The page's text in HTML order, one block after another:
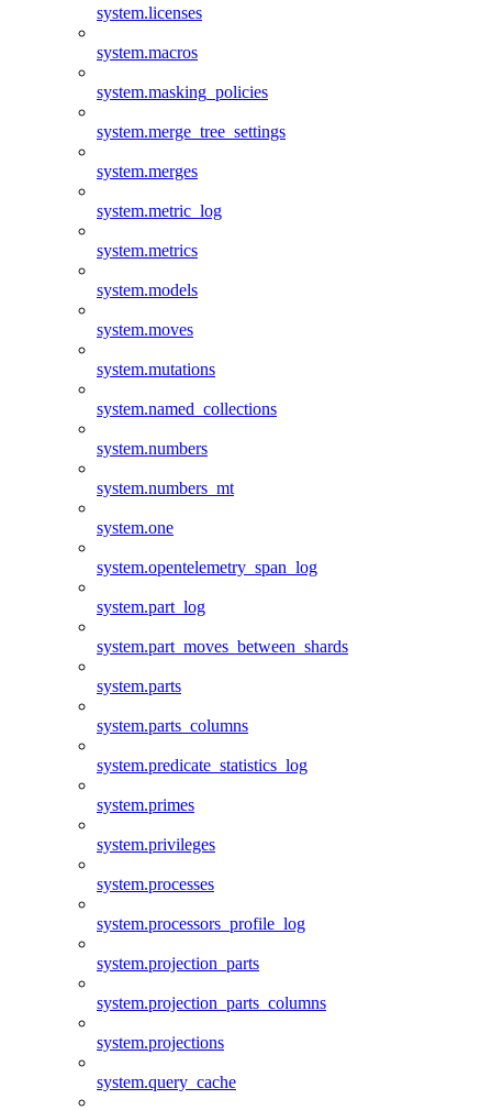
system.licenses
system.macros
system.masking_policies
system.merge_tree_settings
system.merges
system.metric_log
system.metrics
system.models
system.moves
system.mutations
system.named_collections
system.numbers
system.numbers_mt
system.one
system.opentelemetry_span_log
system.part_log
system.part_moves_between_shards
system.parts
system.parts_columns
system.predicate_statistics_log
system.primes
system.privileges
system.processes
system.processors_profile_log
system.projection_parts
system.projection_parts_columns
system.projections
system.query_cache